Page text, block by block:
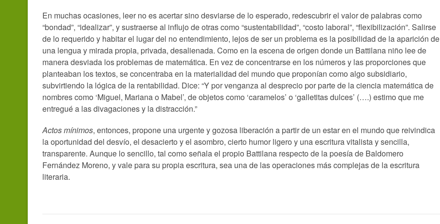
En muchas ocasiones, leer no es acertar sino desviarse de lo esperado, redescubrir el valor de palabras como
“bondad”, “idealizar”, y sustraerse al influjo de otras como “sustentabilidad”, “costo laboral”, “flexibilización”. Salirse
de lo requerido y habitar el lugar del no entendimiento, lejos de ser un problema es la posibilidad de la aparición de
una lengua y mirada propia, privada, desalienada. Como en la escena de origen donde un Battilana niño lee de
manera desviada los problemas de matemática. En vez de concentrarse en los números y las proporciones que
planteaban los textos, se concentraba en la materialidad del mundo que proponían como algo subsidiario,
subvirtiendo la lógica de la rentabilidad. Dice: “Y por venganza al desprecio por parte de la ciencia matemática de
nombres como ‘Miguel, Mariana o Mabel’, de objetos como ‘caramelos’ o ‘galletitas dulces’ (….) estimo que me
entregué a las divagaciones y la distracción.”
Actos mínimos, entonces, propone una urgente y gozosa liberación a partir de un estar en el mundo que reivindica
la oportunidad del desvío, el desacierto y el asombro, cierto humor ligero y una escritura vitalista y sencilla,
transparente. Aunque lo sencillo, tal como señala el propio Battilana respecto de la poesía de Baldomero
Fernández Moreno, y vale para su propia escritura, sea una de las operaciones más complejas de la escritura
literaria.